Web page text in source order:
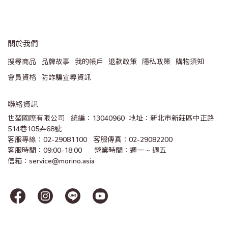
關於我們
搜尋商品 品牌故事 我的帳戶 退款政策 隱私政策
購物須知
會員資格
防詐騙宣導資訊
聯絡資訊
世堃國際有限公司   統編：13040960  地址：新北市新莊區中正路
514巷105弄68號
客服專線：02-29081100   客服傳真：02-29082200
客服時間：09:00-18:00      營業時間：週一 ~ 週五
信箱：service@morino.asia